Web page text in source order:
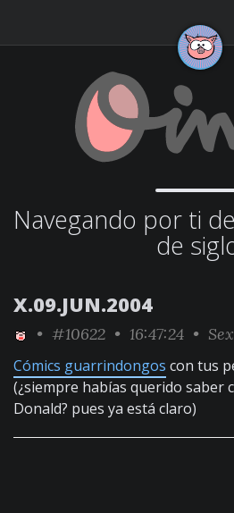
Navegando por ti
de
X.09.JUN.2004
• #10622 • 16:47:24 •
Cómics guarrindongos con tus
(¿siempre habías querido saber
Donald? pues ya está claro)